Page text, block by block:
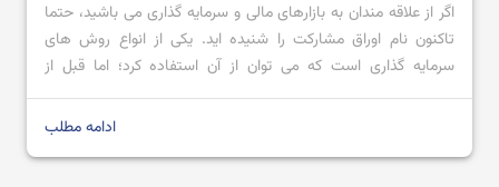
اگر از علاقه مندان به بازارهای مالی و سرمایه گذاری می باشید، حتما
تاکنون نام اوراق مشارکت را شنیده اید. یکی از انواع روش های
سرمایه گذاری است که می توان از آن استفاده کرد؛ اما قبل از
استفاده بهتر است که اطلاعی را درمورد آن کسب کرد. به عنوان مثال،
ادامه مطلب